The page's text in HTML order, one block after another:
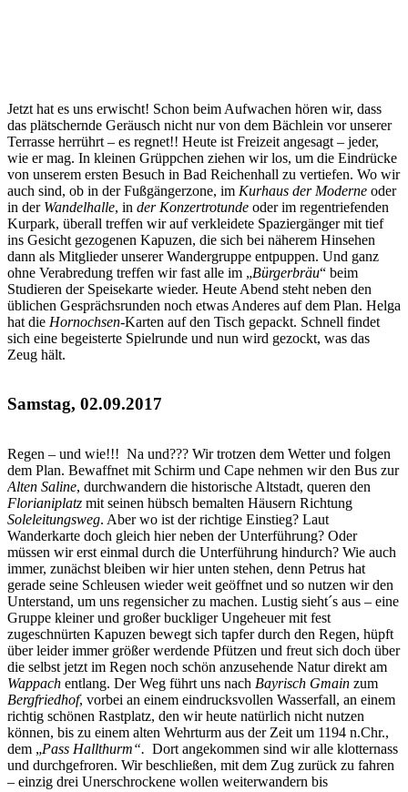
Jetzt hat es uns erwischt! Schon beim Aufwachen hören wir, dass
das plätschernde Geräusch nicht nur von dem Bächlein vor unserer
Terrasse herrührt – es regnet!! Heute ist Freizeit angesagt – jeder,
wie er mag. In kleinen Grüppchen ziehen wir los, um die Eindrücke
von unserem ersten Besuch in Bad Reichenhall zu vertiefen. Wo wir
auch sind, ob in der Fußgängerzone, im Kurhaus der Moderne oder
in der Wandelhalle, in der Konzertrotunde oder im regentriefenden
Kurpark, überall treffen wir auf verkleidete Spaziergänger mit tief
ins Gesicht gezogenen Kapuzen, die sich bei näherem Hinsehen
dann als Mitglieder unserer Wandergruppe entpuppen. Und ganz
ohne Verabredung treffen wir fast alle im „Bürgerbräu“ beim
Studieren der Speisekarte wieder. Heute Abend steht neben den
üblichen Gesprächsrunden noch etwas Anderes auf dem Plan. Helga
hat die Hornochsen-Karten auf den Tisch gepackt. Schnell findet
sich eine begeisterte Spielrunde und nun wird gezockt, was das
Zeug hält.
Samstag, 02.09.2017
Regen – und wie!!! Na und??? Wir trotzen dem Wetter und folgen
dem Plan. Bewaffnet mit Schirm und Cape nehmen wir den Bus zur
Alten Saline, durchwandern die historische Altstadt, queren den
Florianiplatz mit seinen hübsch bemalten Häusern Richtung
Soleleitungsweg. Aber wo ist der richtige Einstieg? Laut
Wanderkarte doch gleich hier neben der Unterführung? Oder
müssen wir erst einmal durch die Unterführung hindurch? Wie auch
immer, zunächst bleiben wir hier unten stehen, denn Petrus hat
gerade seine Schleusen wieder weit geöffnet und so nutzen wir den
Unterstand, um uns regensicher zu machen. Lustig sieht´s aus – eine
Gruppe kleiner und großer buckliger Ungeheuer mit fest
zugeschnürten Kapuzen bewegt sich tapfer durch den Regen, hüpft
über leider immer größer werdende Pfützen und freut sich doch über
die selbst jetzt im Regen noch schön anzusehende Natur direkt am
Wappach entlang. Der Weg führt uns nach Bayrisch Gmain zum
Bergfriedhof, vorbei an einem eindrucksvollen Wasserfall, an einem
richtig schönen Rastplatz, den wir heute natürlich nicht nutzen
können, bis zu einem alten Wehrturm aus der Zeit um 1194 n.Chr.,
dem „Pass Hallthurm“. Dort angekommen sind wir alle klotternass
und durchgefroren. Wir beschließen, mit dem Zug zurück zu fahren
– einzig drei Unerschrockene wollen weiterwandern bis